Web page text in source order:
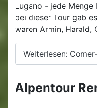
Lugano - jede Menge
bei dieser Tour gab
waren Armin, Harald,
Weiterlesen:
Alpentour